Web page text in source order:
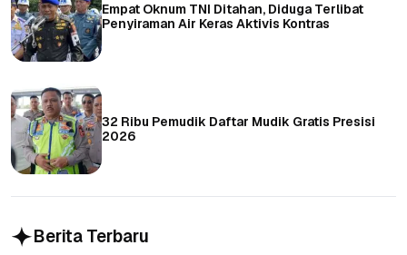
Empat Oknum TNI Ditahan, Diduga Terlibat
Penyiraman Air Keras Aktivis Kontras
32 Ribu Pemudik Daftar Mudik Gratis Presisi
2026
Berita Terbaru